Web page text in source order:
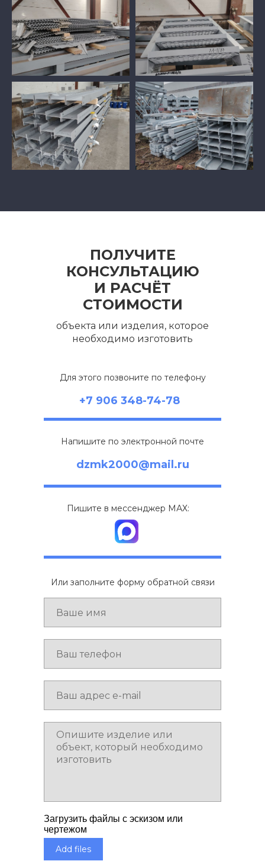
ПОЛУЧИТЕ
КОНСУЛЬТАЦИЮ
И РАСЧЁТ
СТОИМОСТИ
объекта или изделия, которое
необходимо изготовить
Для этого позвоните по телефону
+7 906 348-74-78
Напишите по электронной почте
dzmk2000@mail.ru
Или заполните форму обратной связи
Загрузить файлы с эскизом или
чертежом
Add files
Пишите в мессенджер МАХ: